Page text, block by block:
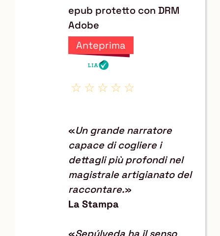
epub protetto con DRM
Adobe
Anteprima
«Un grande narratore
capace di cogliere i
dettagli più profondi nel
magistrale artigianato del
raccontare.»
La Stampa
«Sepúlveda ha il senso